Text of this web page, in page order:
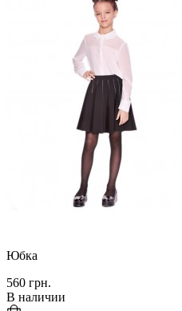
Юбка
560 грн.
В наличии